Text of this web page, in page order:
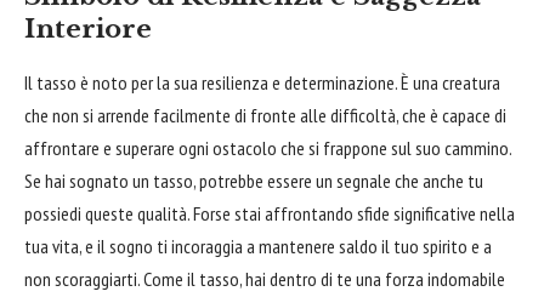
Interiore
Il tasso è noto per la sua resilienza e determinazione. È una creatura
che non si arrende facilmente di fronte alle difficoltà, che è capace di
affrontare e superare ogni ostacolo che si frappone sul suo cammino.
Se hai sognato un tasso, potrebbe essere un segnale che anche tu
possiedi queste qualità. Forse stai affrontando sfide significative nella
tua vita, e il sogno ti incoraggia a mantenere saldo il tuo spirito e a
non scoraggiarti. Come il tasso, hai dentro di te una forza indomabile